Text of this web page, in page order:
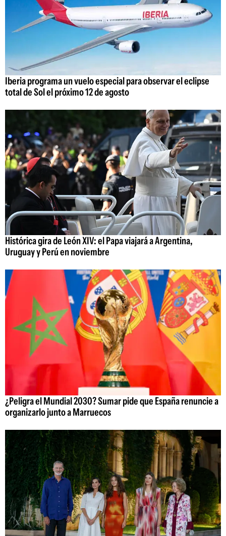
Iberia programa un vuelo especial para observar el eclipse
total de Sol el próximo 12 de agosto
Histórica gira de León XIV: el Papa viajará a Argentina,
Uruguay y Perú en noviembre
¿Peligra el Mundial 2030? Sumar pide que España renuncie a
organizarlo junto a Marruecos